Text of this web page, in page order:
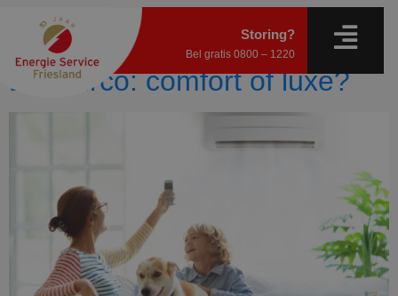
Storing?
Bel gratis 0800 – 1220
Auteur:
Een airco: comfort of luxe?